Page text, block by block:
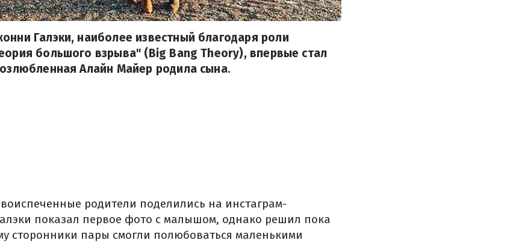
Галэки, наиболее известный благодаря роли
большого взрыва" (Big Bang Theory), впервые стал
Алайн Майер родила сына.
родители поделились на инстаграм-
показал первое фото с малышом, однако решил пока
сторонники пары смогли полюбоваться маленькими